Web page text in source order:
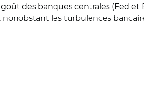
des banques centrales (Fed et
les turbulences